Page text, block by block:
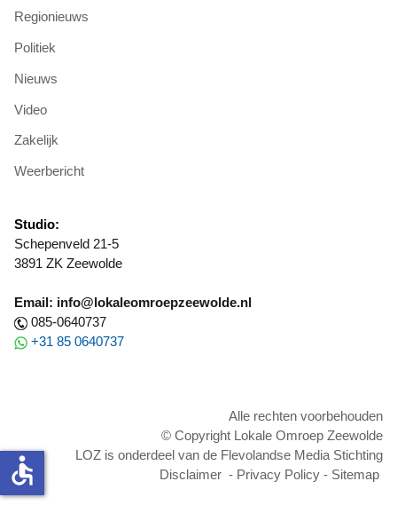
Regionieuws
Politiek
Nieuws
Video
Zakelijk
Weerbericht
Studio:
Schepenveld 21-5
3891 ZK Zeewolde
Email: info@lokaleomroepzeewolde.nl
085-0640737
+31 85 0640737
Alle rechten voorbehouden
© Copyright Lokale Omroep Zeewolde
LOZ is onderdeel van de Flevolandse Media Stichting
Disclaimer - Privacy Policy - Sitemap
accessible